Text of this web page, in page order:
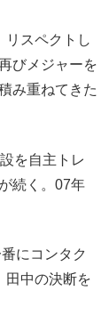
リスペクトし
びメジャーを
み重ねてきた
を自主トレ
続く。07年
にコンタク
田中の決断を